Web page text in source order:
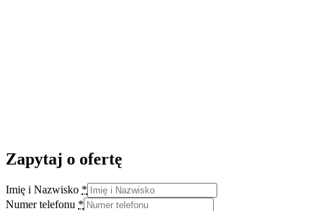
Zapytaj o ofertę
Imię i Nazwisko *
Numer telefonu *